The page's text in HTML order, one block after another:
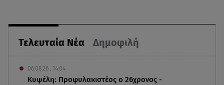
Τελευταία Νέα Δημοφιλή
06.08.26 , 14:04
Κυψέλη: Προφυλακιστέος ο 26χρονος -